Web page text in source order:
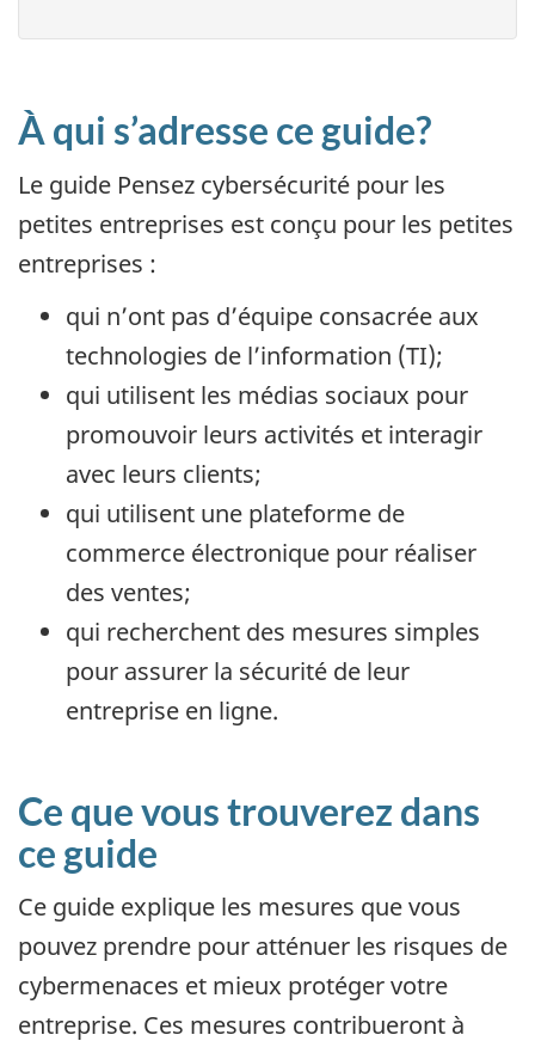
À qui s’adresse ce guide?
Le guide Pensez cybersécurité pour les
petites entreprises est conçu pour les petites
entreprises :
qui n’ont pas d’équipe consacrée aux
technologies de l’information (TI);
qui utilisent les médias sociaux pour
promouvoir leurs activités et interagir
avec leurs clients;
qui utilisent une plateforme de
commerce électronique pour réaliser
des ventes;
qui recherchent des mesures simples
pour assurer la sécurité de leur
entreprise en ligne.
Ce que vous trouverez dans
ce guide
Ce guide explique les mesures que vous
pouvez prendre pour atténuer les risques de
cybermenaces et mieux protéger votre
entreprise. Ces mesures contribueront à